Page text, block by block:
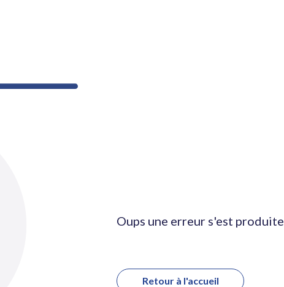
Oups une erreur s'est produite
Retour à l'accueil